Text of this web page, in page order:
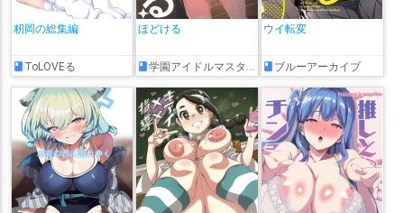
籾岡の総集編
ToLOVEる
ほどける
学園アイドルマスター
ウイ転変
ブルーアーカイブ